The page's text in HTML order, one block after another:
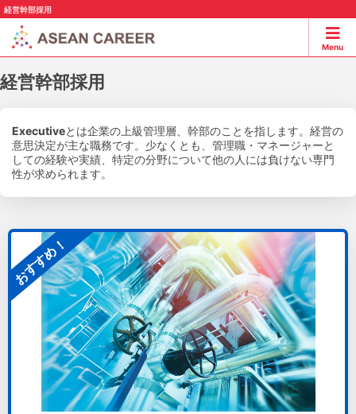
経営幹部採用
Menu
経営幹部採用
Executiveとは企業の上級管理層、幹部のことを指します。経営の
意思決定が主な職務です。少なくとも、管理職・マネージャーと
しての経験や実績、特定の分野について他の人には負けない専門
性が求められます。
おすすめ！